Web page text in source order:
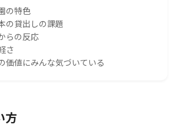
の特色
の貸出しの課題
らの反応
さ
価値にみんな気づいている
方